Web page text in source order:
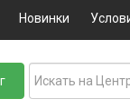
Новинки